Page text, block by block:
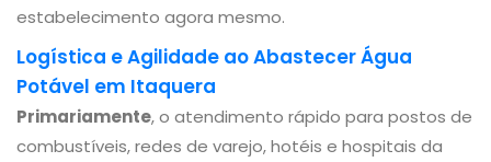
estabelecimento agora mesmo.
Logística e Agilidade ao Abastecer Água
Potável em Itaquera
Primariamente, o atendimento rápido para postos de
combustíveis, redes de varejo, hotéis e hospitais da